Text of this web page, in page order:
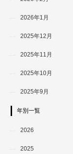
2026年1月
2025年12月
2025年11月
2025年10月
2025年9月
年別一覧
2026
2025